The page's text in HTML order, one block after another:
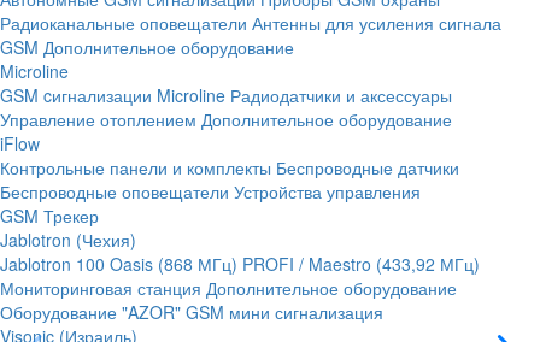
Радиоканальные оповещатели Антенны для усиления сигнала
GSM Дополнительное оборудование
Microline
GSM cигнализации Microline Радиодатчики и аксессуары
Управление отоплением Дополнительное оборудование
iFlow
Контрольные панели и комплекты Беспроводные датчики
Беспроводные оповещатели Устройства управления
GSM Трекер
Jablotron (Чехия)
Jablotron 100 Oasis (868 МГц) PROFI / Maestro (433,92 МГц)
Мониторинговая станция Дополнительное оборудование
Оборудование "AZOR" GSM мини сигнализация
Visonic (Израиль)